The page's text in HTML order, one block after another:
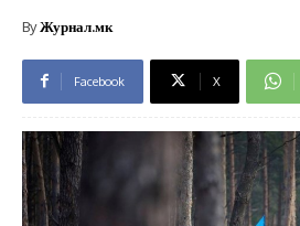
ByЖурнал.мк
Facebook X